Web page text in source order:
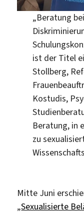
„Beratung
ist der Titel
Stollberg,
Kostudis,
Beratung, in
zu
Mitte Juni
„Sexualisierte